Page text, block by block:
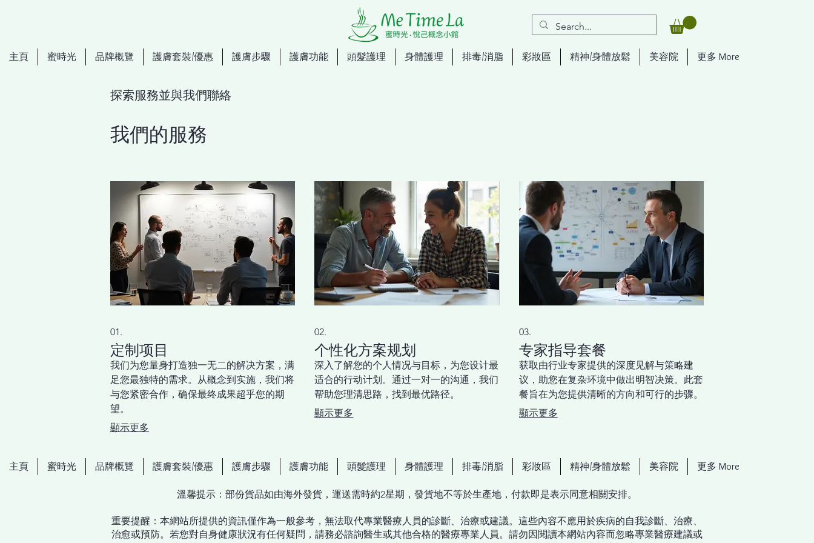
主頁 蜜時光 品牌概覽 護膚套裝/優惠 護膚步驟 護膚功能 頭髮護理 身體護理 排毒/消脂 彩妝區 精神/身體放鬆 美容院 更多 More
探索服務並與我們聯絡
我們的服務
01.
定制项目
我们为您量身打造独一无二的解决方案，满
足您最独特的需求。从概念到实施，我们将
与您紧密合作，确保最终成果超乎您的期
望。
顯示更多
02.
个性化方案规划
深入了解您的个人情况与目标，为您设计最
适合的行动计划。通过一对一的沟通，我们
帮助您理清思路，找到最优路径。
顯示更多
03.
专家指导套餐
获取由行业专家提供的深度见解与策略建
议，助您在复杂环境中做出明智决策。此套
餐旨在为您提供清晰的方向和可行的步骤。
顯示更多
主頁 蜜時光 品牌概覽 護膚套裝/優惠 護膚步驟 護膚功能 頭髮護理 身體護理 排毒/消脂 彩妝區 精神/身體放鬆 美容院 更多 More
​溫馨提示：部份貨品如由海外發貨，運送需時約2星期，發貨地不等於生產地，付款即是表示同意相關安排。
重要提醒：本網站所提供的資訊僅作為一般參考，無法取代專業醫療人員的診斷、治療或建議。這些內容不應用於疾病的自我診斷、治療、
治愈或預防。若您對自身健康狀況有任何疑問，請務必諮詢醫生或其他合格的醫療專業人員。請勿因閱讀本網站內容而忽略專業醫療建議或